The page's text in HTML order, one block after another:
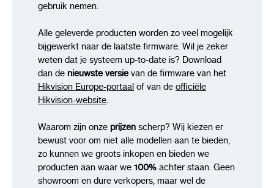
gebruik nemen.
Alle geleverde producten worden zo veel mogelijk
bijgewerkt naar de laatste firmware. Wil je zeker
weten dat je systeem up-to-date is? Download
dan de nieuwste versievan de firmware van het
Hikvision Europe-portaal of van de officiële
Hikvision-website.
Waarom zijn onze prijzen scherp? Wij kiezen er
bewust voor om niet alle modellen aan te bieden,
zo kunnen we groots inkopen en bieden we
producten aan waar we 100% achter staan. Geen
showroom en dure verkopers, maar wel de